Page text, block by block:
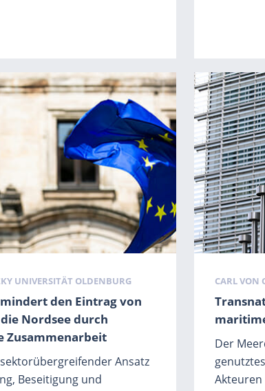
den Eintrag von
Nordsee durch
Zusammenarbeit
Ansatz
Beseitigung und
UNIVERSITÄT OLDENBURG
Der
CARL VON